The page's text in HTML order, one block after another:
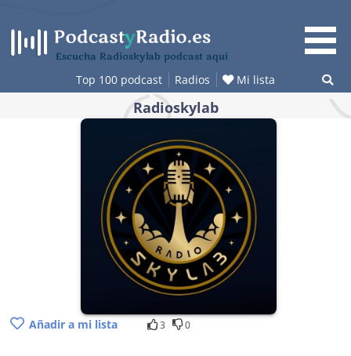
contenido
Escucha Radioskylab podcast aquí
Top 100 podcast Radios Mi lista
Radioskylab
Añadir a mi lista 3 0